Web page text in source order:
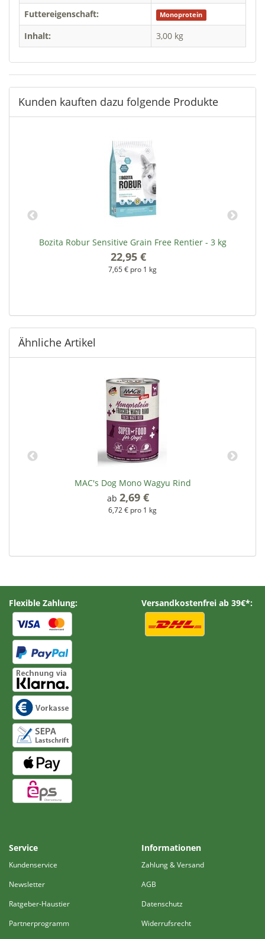
Futtereigenschaft: Monoprotein
Inhalt: 3,00 kg
Kunden kauften dazu folgende Produkte
Bozita Robur Sensitive Grain Free Rentier - 3 kg
22,95 €
7,65 € pro 1 kg
Ähnliche Artikel
MAC's Dog Mono Wagyu Rind
ab 2,69 €
6,72 € pro 1 kg
Flexible Zahlung: Versandkostenfrei ab 39€*:
Service
Kundenservice
Newsletter
Ratgeber-Haustier
Partnerprogramm
Informationen
Zahlung & Versand
AGB
Datenschutz
Widerrufsrecht